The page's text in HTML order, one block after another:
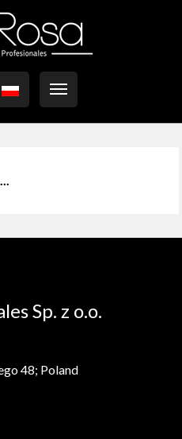
...
Sp. z o.o.
48; Poland